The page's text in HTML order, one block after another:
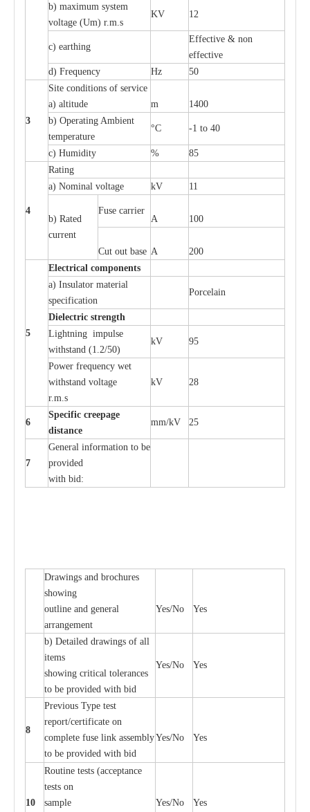
b) maximum system
voltage (Um) r.m.s
KV 12
c) earthing
Effective & non
effective
d) Frequency Hz 50
3
Site conditions of service
a) altitude m
1400
b) Operating Ambient
temperature
°C -1 to 40
c) Humidity % 85
4
Rating
a) Nominal voltage kV 11
b) Rated
current
Fuse carrier
A
100
Cut out base A 200
5
Electrical components
a) Insulator material
specification
Porcelain
Dielectric strength
Lightning impulse
withstand (1.2/50)
kV 95
Power frequency wet
withstand voltage
r.m.s
kV 28
6
Specific creepage
d istance
mm/kV 25
7
General information to be
provided
with bid:
Drawings and brochures
showing
outline and general
arrangement
Yes/No Yes
b) Detailed drawings of all
items
showing critical tolerances
to be provided with bid
Yes/No Yes
8
Previous Type test
report/certificate on
complete fuse link assembly
to be provided with bid
Yes/No Yes
10
Routine tests (acceptance
tests on
sample
Yes/No Yes